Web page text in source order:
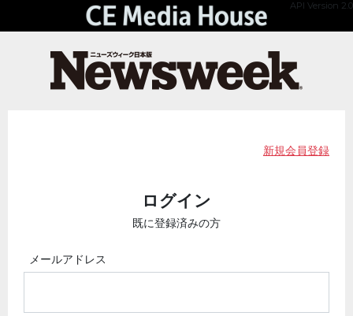
API Version 2.0
新規会員登録
ログイン
既に登録済みの方
メールアドレス